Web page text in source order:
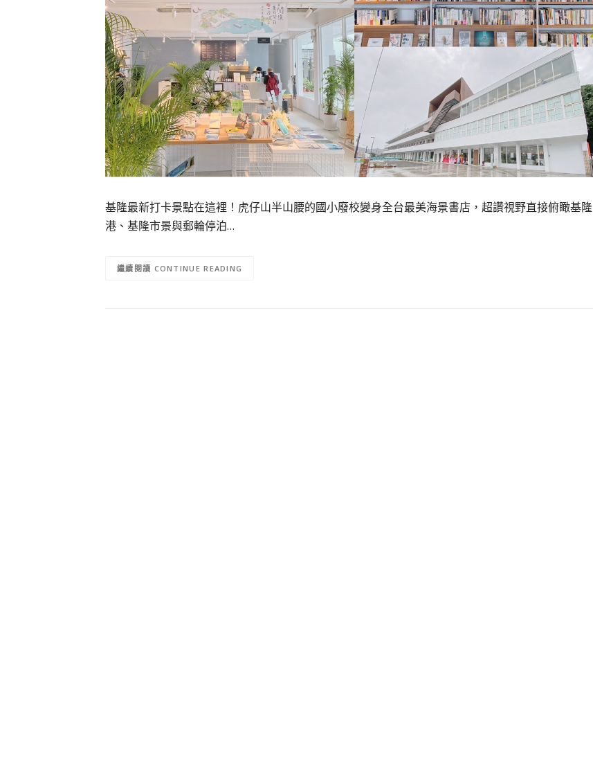
基隆最新打卡景點在這裡！虎仔山半山腰的國小廢校變身全台最美海景書店，超讚視野直接俯瞰基隆
港、基隆市景與郵輪停泊…
CONTINUE READING